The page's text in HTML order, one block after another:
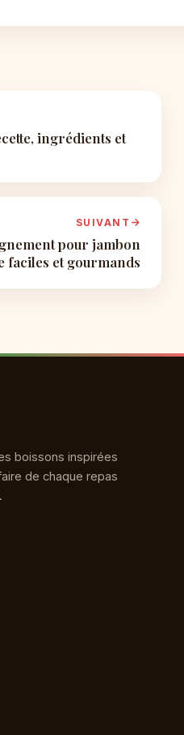
ingrédients et
SUIVANT
pour jambon
faciles et gourmands
boissons inspirées
de chaque repas